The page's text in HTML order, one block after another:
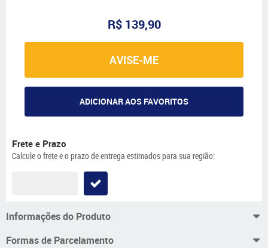
R$ 139,90
AVISE-ME
ADICIONAR AOS FAVORITOS
Frete e Prazo
Calcule o frete e o prazo de entrega estimados para sua região:
Informações do Produto
Formas de Parcelamento